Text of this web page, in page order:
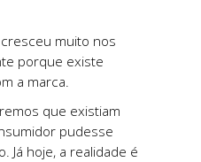
muito nos
porque existe
a marca.
que existiam
pudesse
Já hoje, a realidade é